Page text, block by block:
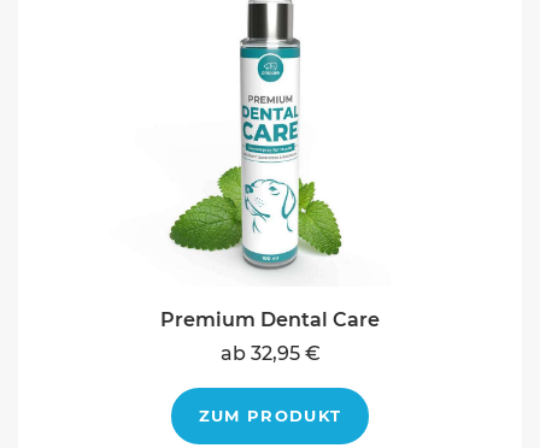
Premium Dental Care
ab 32,95 €
ZUM PRODUKT